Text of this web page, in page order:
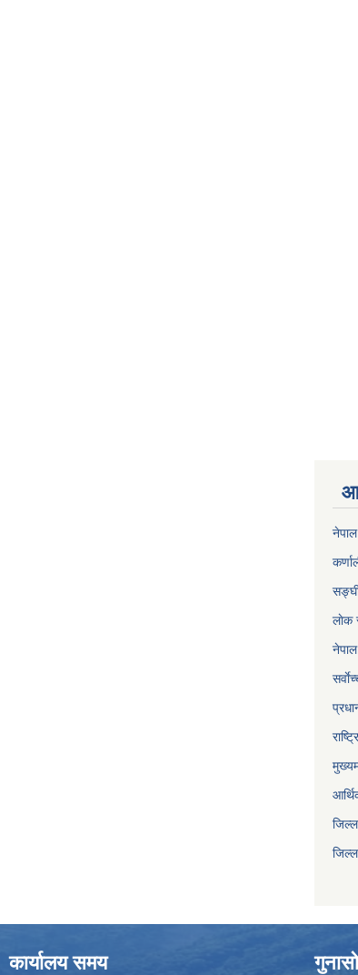
लाेक
कार्यालय समय